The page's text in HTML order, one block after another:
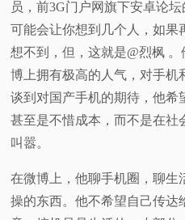
视
频
科
普
员，前3G门户网旗下安卓论
可能会让你想到几个人，如果
想不到，但，这就是@烈枫
博上拥有极高的人气，对手机
谈到对国产手机的期待，他希
甚至是不惜成本，而不是在社
叫嚣。
在微博上，他聊手机圈，聊生
操的东西。他不希望自己传达